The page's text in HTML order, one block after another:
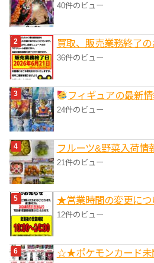
40件のビュー
買取、販売業務終了
36件のビュー
フィギュアの最新
24件のビュー
フルーツ&野菜入荷情
21件のビュー
★営業時間の変更に
12件のビュー
☆★ポケモンカード未